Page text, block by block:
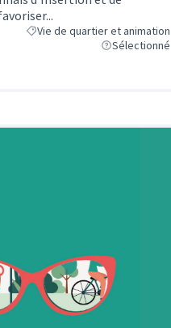
Vie de quartier et animation
Sélectionné